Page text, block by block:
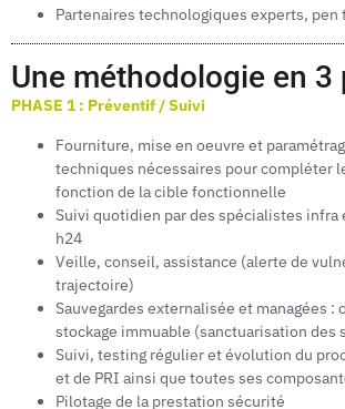
Partenaires technologiques experts,
Une méthodologie en 3
PHASE 1 : Préventif / Suivi
Fourniture, mise en oeuvre et
techniques nécessaires pour compléter
fonction de la cible fonctionnelle
Suivi quotidien par des spécialistes infra
h24
Veille, conseil, assistance (alerte de
trajectoire)
Sauvegardes externalisée et managées
stockage immuable (sanctuarisation des
Suivi, testing régulier et évolution du
et de PRI ainsi que toutes ses
Pilotage de la prestation sécurité